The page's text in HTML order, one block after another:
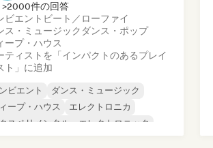
>2000件の回答
ビエント ビート／ローファイ
ス・ミュージック ダンス・ポップ
ープ・ハウス
ティストを「インパクトのあるプレイ
ト」に追加
ビエント
ダンス・ミュージック
ープ・ハウス
エレクトロニカ
スペリメンタル・エレクトロニック